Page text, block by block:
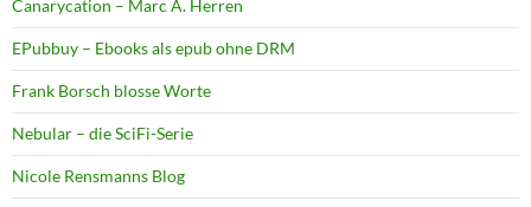
Canarycation – Marc A. Herren
EPubbuy – Ebooks als epub ohne DRM
Frank Borsch blosse Worte
Nebular – die SciFi-Serie
Nicole Rensmanns Blog